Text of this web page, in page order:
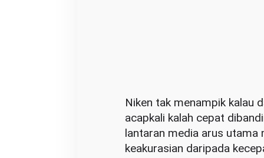
Niken tak menampik kalau
acapkali kalah cepat
lantaran media arus utama
keakurasian daripada